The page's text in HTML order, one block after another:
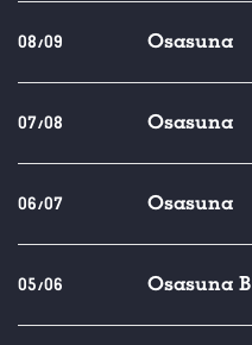
08/09 Osasuna
07/08 Osasuna
06/07 Osasuna
05/06 Osasuna B